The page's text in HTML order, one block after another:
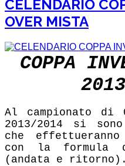
CELENDARIO
OVER MISTA
COPPA
Al campionato di
2013/2014 si
che
con la formula
(andata e ritorno).